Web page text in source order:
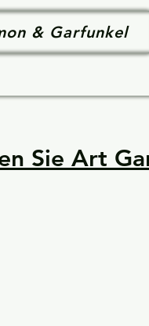
& Garfunkel
Sie Art